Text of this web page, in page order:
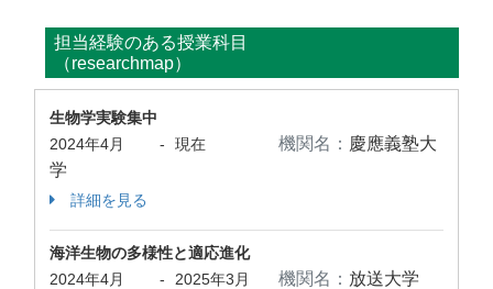
担当経験のある授業科目
（researchmap）
生物学実験集中
2024年4月
- 現在 機関名： 慶應義塾大
学
詳細を見る
海洋生物の多様性と適応進化
2024年4月
- 2025年3月 機関名： 放送大学